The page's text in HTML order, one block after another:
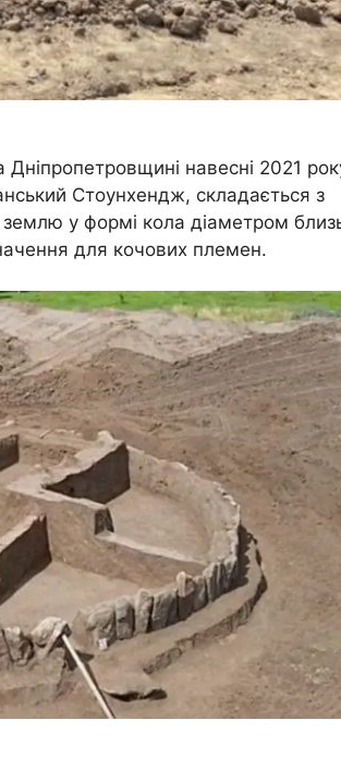
навесні 2021
Стоунхендж, складається з
у формі кола діаметром
для кочових племен.